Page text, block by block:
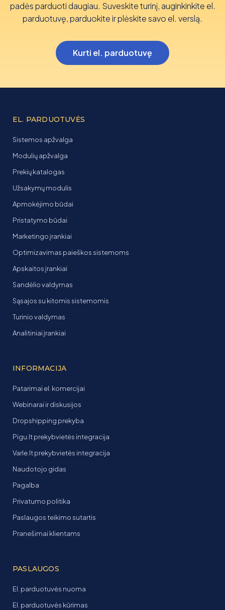
padės parduoti daugiau. Suveskite turinį, auginkinkite el.
parduotuvę, parduokite ir plėskite savo el. verslą.
Kurti el. parduotuvę
EL. PARDUOTUVĖS
Sistemos apžvalga
Modulių apžvalga
Prekių katalogas
Užsakymų modulis
Apmokėjimo būdai
Pristatymo būdai
Marketingo įrankiai
Optimizavimas paieškos sistemoms
Apskaitos įrankiai
Sandėlio valdymas
Sąsajos su kitomis sistemomis
Turinio valdymas
Analitiniai įrankiai
INFORMACIJA
Patarimai el. komercijai
Webinarai ir diskusijos
Dropshipping prekyba
Pigu.lt prekybvietės integracija
Varle.lt prekybvietės integracija
Naudotojo gidas
Pagalba
Privatumo politika
Paslaugos teikimo sutartis
Pranešimai klientams
PASLAUGOS
El. parduotuvės nuoma
El. parduotuvės kūrimas